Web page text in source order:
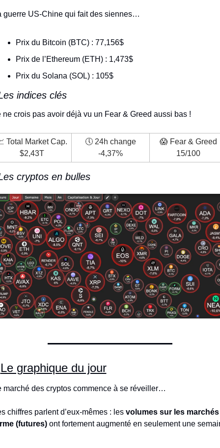
guerre US-Chine qui fait des siennes…
Prix du Bitcoin (BTC) : 77,156$
Prix de l’Ethereum (ETH) : 1,473$
Prix du Solana (SOL) : 105$
indices clés
ne crois pas avoir déjà vu un Fear & Greed aussi bas !
Total Market Cap.
$2,43T
🕔 24h change
-4,37%
😱 Fear & Greed
15/100
cryptos en bulles
Le graphique du jour
marché des cryptos commence à se réveiller…
chiffres parlent d’eux-mêmes : les volumes sur les marchés
(futures) ont fortement augmenté en seulement une